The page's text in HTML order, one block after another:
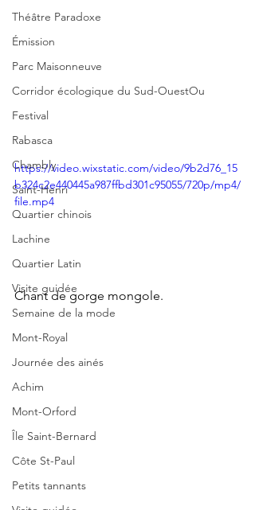
Théâtre Paradoxe
Émission
Parc Maisonneuve
Corridor écologique du Sud-OuestOu
Festival
Rabasca
Chambly
Saint-Henri
Quartier chinois
Lachine
Quartier Latin
Visite guidée
Semaine de la mode
Mont-Royal
Journée des ainés
Achim
Mont-Orford
Île Saint-Bernard
Côte St-Paul
Petits tannants
https://video.wixstatic.com/video/9b2d76_15
b324c2e440445a987ffbd301c95055/720p/mp4/
file.mp4
Chant de gorge mongole.